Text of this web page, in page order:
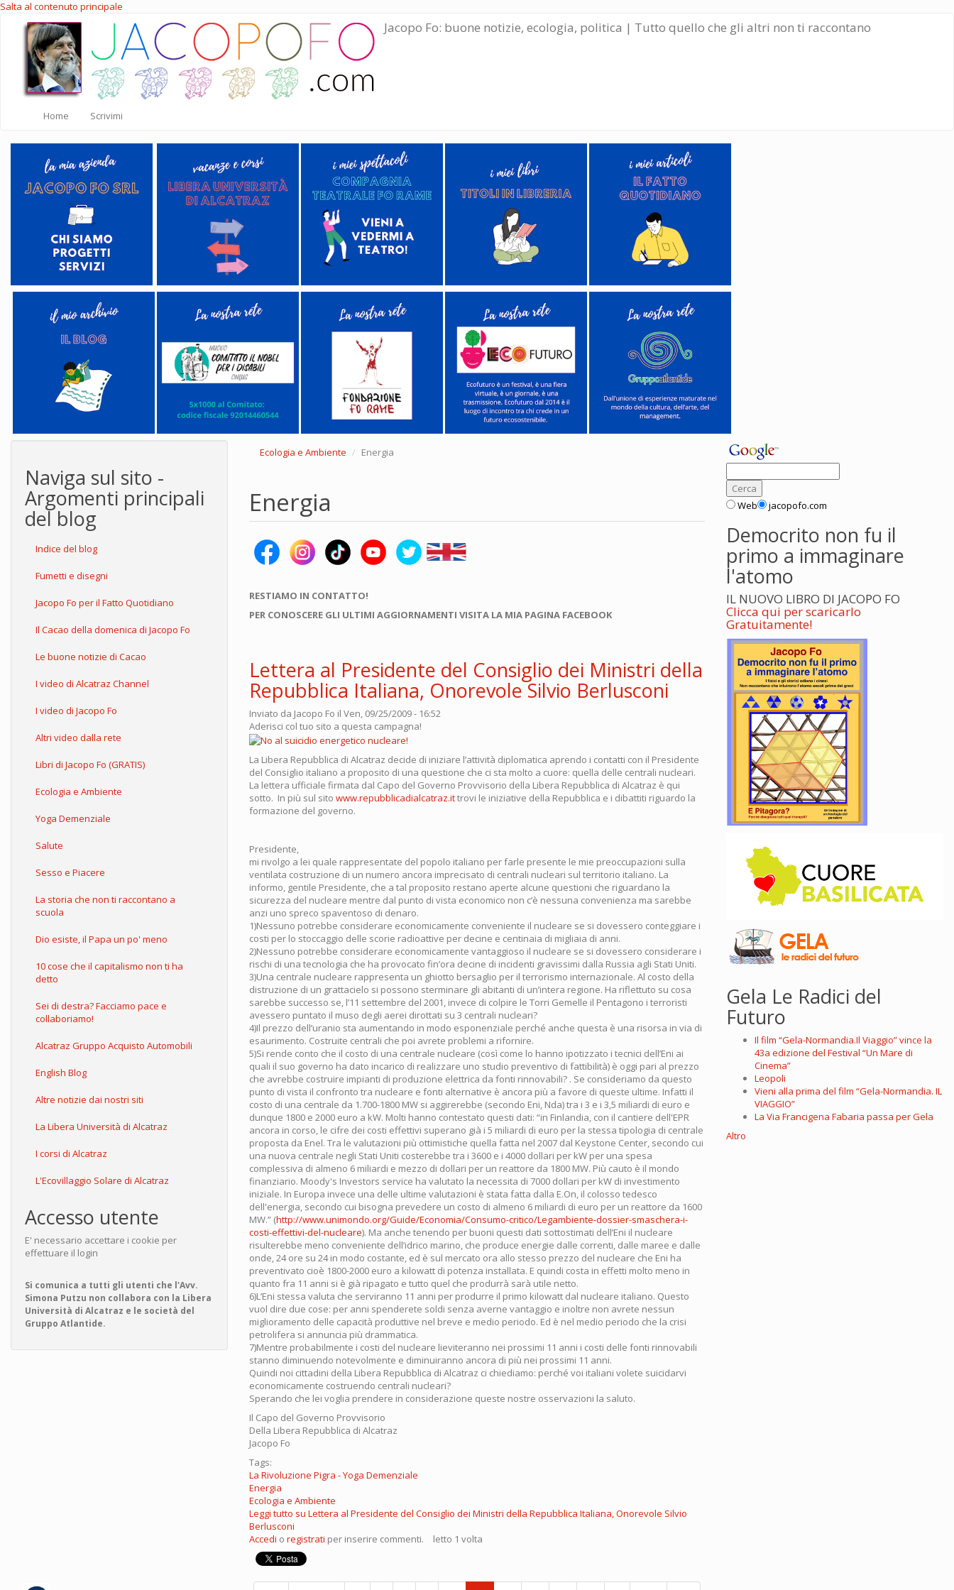
Salta al contenuto principale
Jacopo Fo: buone notizie, ecologia, politica | Tutto quello che gli altri non ti raccontano
Home Scrivimi
Naviga sul sito -
Argomenti principali
del blog
Indice del blog
Fumetti e disegni
Jacopo Fo per il Fatto Quotidiano
Il Cacao della domenica di Jacopo Fo
Le buone notizie di Cacao
I video di Alcatraz Channel
I video di Jacopo Fo
Altri video dalla rete
Libri di Jacopo Fo (GRATIS)
Ecologia e Ambiente
Yoga Demenziale
Salute
Sesso e Piacere
La storia che non ti raccontano a
scuola
Dio esiste, il Papa un po' meno
10 cose che il capitalismo non ti ha
detto
Sei di destra? Facciamo pace e
collaboriamo!
Alcatraz Gruppo Acquisto Automobili
English Blog
Altre notizie dai nostri siti
La Libera Università di Alcatraz
I corsi di Alcatraz
L'Ecovillaggio Solare di Alcatraz
Accesso utente
E' necessario accettare i cookie per
effettuare il login
Si comunica a tutti gli utenti che l'Avv.
Simona Putzu non collabora con la Libera
Università di Alcatraz e le società del
Gruppo Atlantide.
Ecologia e Ambiente Energia
Energia
RESTIAMO IN CONTATTO!
PER CONOSCERE GLI ULTIMI AGGIORNAMENTI VISITA LA MIA PAGINA FACEBOOK
Lettera al Presidente del Consiglio dei Ministri della
Repubblica Italiana, Onorevole Silvio Berlusconi
Inviato da Jacopo Fo il Ven, 09/25/2009 - 16:52
Aderisci col tuo sito a questa campagna!
La Libera Repubblica di Alcatraz decide di iniziare l’attività diplomatica aprendo i contatti con il Presidente
del Consiglio italiano a proposito di una questione che ci sta molto a cuore: quella delle centrali nucleari.
La lettera ufficiale firmata dal Capo del Governo Provvisorio della Libera Repubblica di Alcatraz è qui
sotto. In più sul sito www.repubblicadialcatraz.ittrovi le iniziative della Repubblica e i dibattiti riguardo la
formazione del governo.
Presidente,
mi rivolgo a lei quale rappresentate del popolo italiano per farle presente le mie preoccupazioni sulla
ventilata costruzione di un numero ancora imprecisato di centrali nucleari sul territorio italiano. La
informo, gentile Presidente, che a tal proposito restano aperte alcune questioni che riguardano la
sicurezza del nucleare mentre dal punto di vista economico non c’è nessuna convenienza ma sarebbe
anzi uno spreco spaventoso di denaro.
1)Nessuno potrebbe considerare economicamente conveniente il nucleare se si dovessero conteggiare i
costi per lo stoccaggio delle scorie radioattive per decine e centinaia di migliaia di anni.
2)Nessuno potrebbe considerare economicamente vantaggioso il nucleare se si dovessero considerare i
rischi di una tecnologia che ha provocato fin’ora decine di incidenti gravissimi dalla Russia agli Stati Uniti.
3)Una centrale nucleare rappresenta un ghiotto bersaglio per il terrorismo internazionale. Al costo della
distruzione di un grattacielo si possono sterminare gli abitanti di un’intera regione. Ha riflettuto su cosa
sarebbe successo se, l’11 settembre del 2001, invece di colpire le Torri Gemelle il Pentagono i terroristi
avessero puntato il muso degli aerei dirottati su 3 centrali nucleari?
4)Il prezzo dell’uranio sta aumentando in modo esponenziale perché anche questa è una risorsa in via di
esaurimento. Costruite centrali che poi avrete problemi a rifornire.
5)Si rende conto che il costo di una centrale nucleare (così come lo hanno ipotizzato i tecnici dell’Eni ai
quali il suo governo ha dato incarico di realizzare uno studio preventivo di fattibilità) è oggi pari al prezzo
che avrebbe costruire impianti di produzione elettrica da fonti rinnovabili? . Se consideriamo da questo
punto di vista il confronto tra nucleare e fonti alternative è ancora più a favore di queste ultime. Infatti il
costo di una centrale da 1.700-1800 MW si aggirerebbe (secondo Eni, Nda) tra i 3 e i 3,5 miliardi di euro e
dunque 1800 e 2000 euro a kW. Molti hanno contestato questi dati: “in Finlandia, con il cantiere dell'EPR
ancora in corso, le cifre dei costi effettivi superano già i 5 miliardi di euro per la stessa tipologia di centrale
proposta da Enel. Tra le valutazioni più ottimistiche quella fatta nel 2007 dal Keystone Center, secondo cui
una nuova centrale negli Stati Uniti costerebbe tra i 3600 e i 4000 dollari per kW per una spesa
complessiva di almeno 6 miliardi e mezzo di dollari per un reattore da 1800 MW. Più cauto è il mondo
finanziario. Moody's Investors service ha valutato la necessita di 7000 dollari per kW di investimento
iniziale. In Europa invece una delle ultime valutazioni è stata fatta dalla E.On, il colosso tedesco
dell'energia, secondo cui bisogna prevedere un costo di almeno 6 miliardi di euro per un reattore da 1600
MW.” (http://www.unimondo.org/Guide/Economia/Consumo-critico/Legambiente-dossier-smaschera-i-
costi-effettivi-del-nucleare). Ma anche tenendo per buoni questi dati sottostimati dell’Eni il nucleare
risulterebbe meno conveniente dell’idrico marino, che produce energie dalle correnti, dalle maree e dalle
onde, 24 ore su 24 in modo costante, ed è sul mercato ora allo stesso prezzo del nucleare che Eni ha
preventivato cioè 1800-2000 euro a kilowatt di potenza installata. E quindi costa in effetti molto meno in
quanto fra 11 anni si è già ripagato e tutto quel che produrrà sarà utile netto.
6)L’Eni stessa valuta che serviranno 11 anni per produrre il primo kilowatt dal nucleare italiano. Questo
vuol dire due cose: per anni spenderete soldi senza averne vantaggio e inoltre non avrete nessun
miglioramento delle capacità produttive nel breve e medio periodo. Ed è nel medio periodo che la crisi
petrolifera si annuncia più drammatica.
7)Mentre probabilmente i costi del nucleare lieviteranno nei prossimi 11 anni i costi delle fonti rinnovabili
stanno diminuendo notevolmente e diminuiranno ancora di più nei prossimi 11 anni.
Quindi noi cittadini della Libera Repubblica di Alcatraz ci chiediamo: perché voi italiani volete suicidarvi
economicamente costruendo centrali nucleari?
Sperando che lei voglia prendere in considerazione queste nostre osservazioni la saluto.
Il Capo del Governo Provvisorio
Della Libera Repubblica di Alcatraz
Jacopo Fo
Tags:
La Rivoluzione Pigra - Yoga Demenziale
Energia
Ecologia e Ambiente
Leggi tutto su Lettera al Presidente del Consiglio dei Ministri della Repubblica Italiana, Onorevole Silvio
Berlusconi
Accedi o registrati per inserire commenti. letto 1 volta
Web jacopofo.com
Democrito non fu il
primo a immaginare
l'atomo
IL NUOVO LIBRO DI JACOPO FO
Clicca qui per scaricarlo
Gratuitamente!
Gela Le Radici del
Futuro
Il film “Gela-Normandia.Il Viaggio” vince la
43a edizione del Festival “Un Mare di
Cinema”
Leopoli
Vieni alla prima del film “Gela-Normandia. IL
VIAGGIO”
La Via Francigena Fabaria passa per Gela
Altro